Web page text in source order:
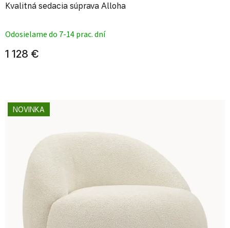
Kvalitná sedacia súprava Alloha
Odosielame do 7-14 prac. dní
1 128 €
NOVINKA